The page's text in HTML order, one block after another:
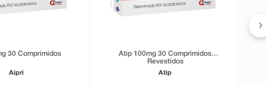
30 Comprimidos
Aipri
Atip 100mg 30 Comprimidos
Revestidos
Atip